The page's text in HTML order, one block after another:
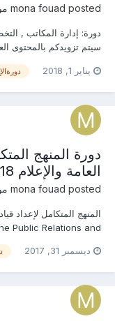
mona fouad posted موضوع in
دورة: إدارة المكاتب ,
سيتم تزويدكم بالمحتوى
والجهات والهيئات
يناير 1, 2018
دورة المنهج
العامة والإعلام 2018
mona fouad posted موضوع in
Public Relations and
التسجيل المبدئى للدورة
ديسمبر 31, 2017